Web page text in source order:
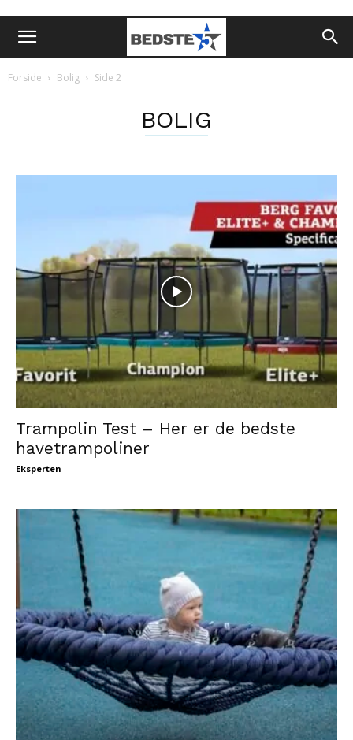
Forside Bolig Side 2
BOLIG
Trampolin Test – Her er de bedste
havetrampoliner
Eksperten